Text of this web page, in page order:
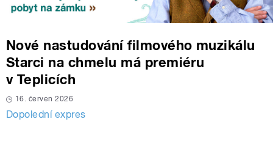
Nové nastudování filmového muzikálu
Starci na chmelu má premiéru
v Teplicích
16. červen 2026
Dopolední expres